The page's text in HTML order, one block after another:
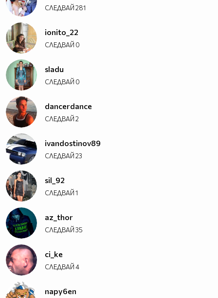
СЛЕДВАЙ281
ionito_22
СЛЕДВАЙ 0
sladu
СЛЕДВАЙ 0
dancerdance
СЛЕДВАЙ2
ivandostinov89
СЛЕДВАЙ23
sil_92
СЛЕДВАЙ1
az_thor
СЛЕДВАЙ35
ci_ke
СЛЕДВАЙ4
napy6en